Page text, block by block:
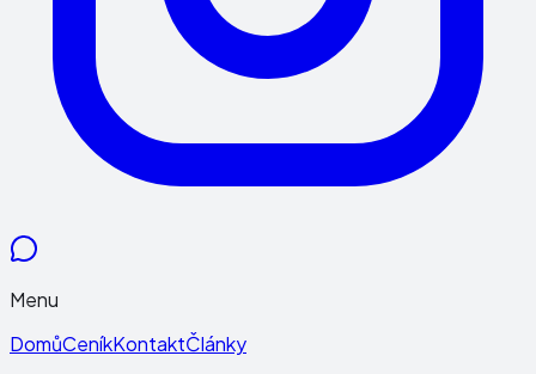
Menu
DomůCeníkKontaktČlánky